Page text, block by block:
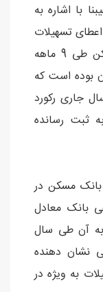
با اشاره به
اعطای تسهیلات
گفت: کل تسهیلات اعطایی بانک مسکن طی 9 ماهه
تومان بوده است که
جاری رکورد
ثبت رسانده
بانک مسکن در
بانک معادل
آن طی سال
نشان دهنده
به ویژه در